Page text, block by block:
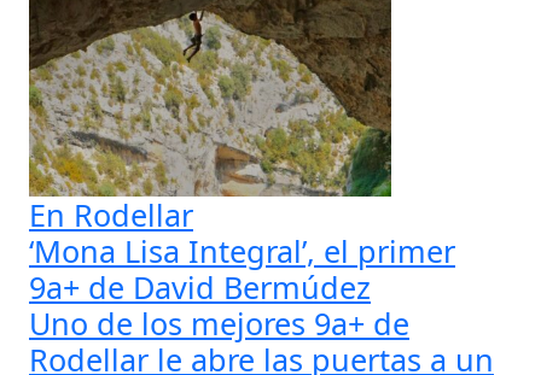
En Rodellar
‘Mona Lisa Integral’, el primer
9a+ de David Bermúdez
Uno de los mejores 9a+ de
Rodellar le abre las puertas a un